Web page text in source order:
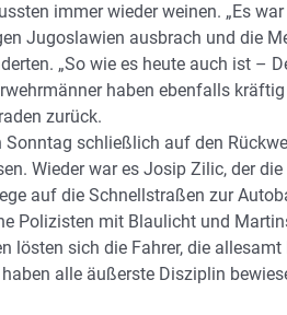
immer wieder weinen. „Es
Jugoslawien ausbrach und die
„So wie es heute auch ist –
haben ebenfalls
zurück.
schließlich auf den
Wieder war es Josip Zilic, der
auf die Schnellstraßen zur
Polizisten mit Blaulicht und
lösten sich die Fahrer, die
alle äußerste Disziplin